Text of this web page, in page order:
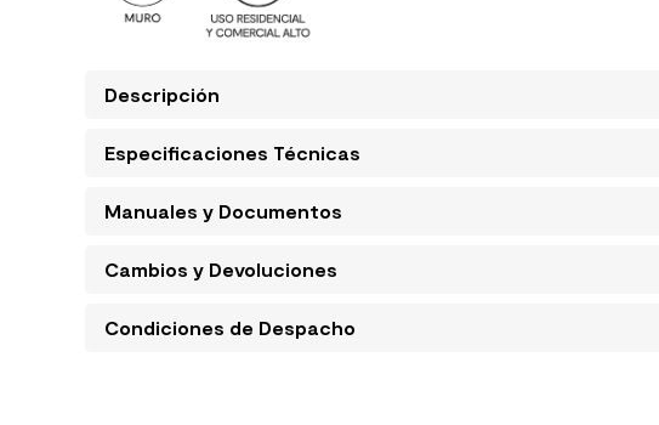
Descripción
Especificaciones Técnicas
Manuales y Documentos
Cambios y Devoluciones
Condiciones de Despacho